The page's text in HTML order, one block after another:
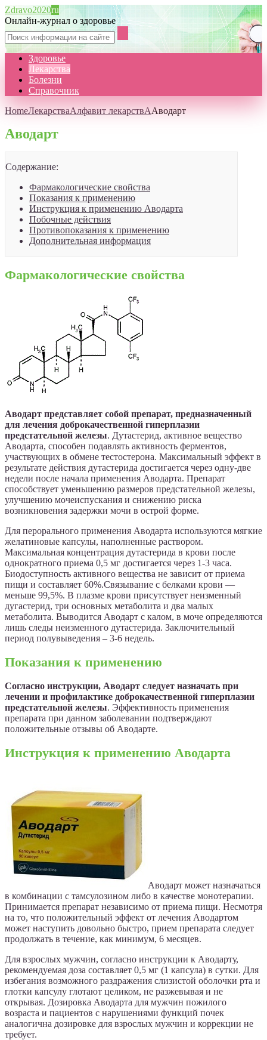
Zdravo2020ru
Онлайн-журнал о здоровье
Здоровье
Лекарства
Болезни
Справочник
HomeЛекарстваАлфавит лекарствААводарт
Аводарт
Содержание:
Фармакологические свойства
Показания к применению
Инструкция к применению Аводарта
Побочные действия
Противопоказания к применению
Дополнительная информация
Фармакологические свойства
Аводарт представляет собой препарат, предназначенный
для лечения доброкачественной гиперплазии
предстательной железы. Дутастерид, активное вещество
Аводарта, способен подавлять активность ферментов,
участвующих в обмене тестостерона. Максимальный эффект в
результате действия дутастерида достигается через одну-две
недели после начала применения Аводарта. Препарат
способствует уменьшению размеров предстательной железы,
улучшению мочеиспускания и снижению риска
возникновения задержки мочи в острой форме.
Для перорального применения Аводарта используются мягкие
желатиновые капсулы, наполненные раствором.
Максимальная концентрация дутастерида в крови после
однократного приема 0,5 мг достигается через 1-3 часа.
Биодоступность активного вещества не зависит от приема
пищи и составляет 60%.Связывание с белками крови —
меньше 99,5%. В плазме крови присутствует неизменный
дугастерид, три основных метаболита и два малых
метаболита. Выводится Аводарт с калом, в моче определяются
лишь следы неизменного дутастерида. Заключительный
период полувыведения – 3-6 недель.
Показания к применению
Согласно инструкции, Аводарт следует назначать при
лечении и профилактике доброкачественной гиперплазии
предстательной железы. Эффективность применения
препарата при данном заболевании подтверждают
положительные отзывы об Аводарте.
Инструкция к применению Аводарта
Аводарт может назначаться
в комбинации с тамсулозином либо в качестве монотерапии.
Принимается препарат независимо от приема пищи. Несмотря
на то, что положительный эффект от лечения Аводартом
может наступить довольно быстро, прием препарата следует
продолжать в течение, как минимум, 6 месяцев.
Для взрослых мужчин, согласно инструкции к Аводарту,
рекомендуемая доза составляет 0,5 мг (1 капсула) в сутки. Для
избегания возможного раздражения слизистой оболочки рта и
глотки капсулу глотают целиком, не разжевывая и не
открывая. Дозировка Аводарта для мужчин пожилого
возраста и пациентов с нарушениями функций почек
аналогична дозировке для взрослых мужчин и коррекции не
требует.